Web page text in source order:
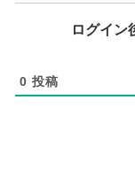
ログイン
0 投稿